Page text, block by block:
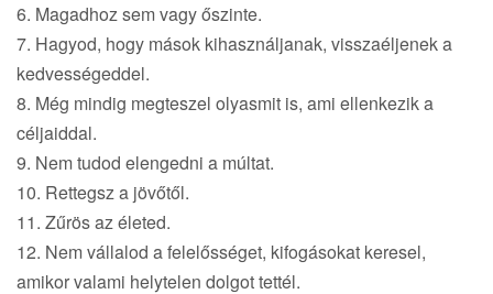
6. Magadhoz sem vagy őszinte.
7. Hagyod, hogy mások kihasználjanak, visszaéljenek a
kedvességeddel.
8. Még mindig megteszel olyasmit is, ami ellenkezik a
céljaiddal.
9. Nem tudod elengedni a múltat.
10. Rettegsz a jövőtől.
11. Zűrös az életed.
12. Nem vállalod a felelősséget, kifogásokat keresel,
amikor valami helytelen dolgot tettél.